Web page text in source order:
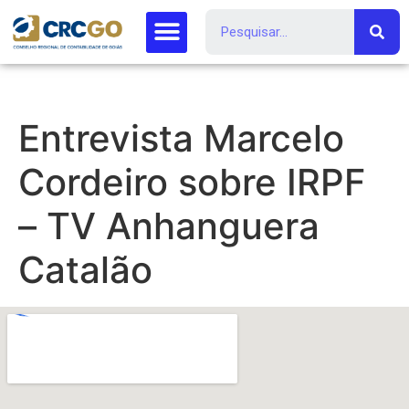
Entrevista Marcelo
Cordeiro sobre IRPF
– TV Anhanguera
Catalão